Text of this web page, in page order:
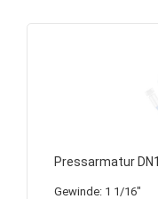
Pressarmatur
Gewinde: 1 1/16"